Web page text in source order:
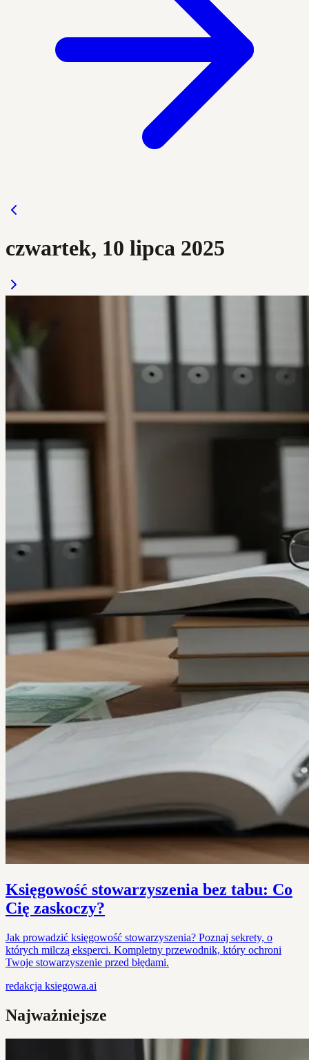
czwartek, 10 lipca 2025
Księgowość stowarzyszenia bez tabu: Co
Cię zaskoczy?
Jak prowadzić księgowość stowarzyszenia? Poznaj sekrety, o
których milczą eksperci. Kompletny przewodnik, który ochroni
Twoje stowarzyszenie przed błędami.
redakcja ksiegowa.ai
Najważniejsze